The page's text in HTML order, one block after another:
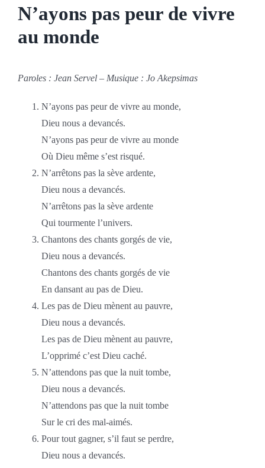
N’ayons pas peur de vivre
au monde
Paroles : Jean Servel – Musique : Jo Akepsimas
N’ayons pas peur de vivre au monde,
Dieu nous a devancés.
N’ayons pas peur de vivre au monde
Où Dieu même s’est risqué.
N’arrêtons pas la sève ardente,
Dieu nous a devancés.
N’arrêtons pas la sève ardente
Qui tourmente l’univers.
Chantons des chants gorgés de vie,
Dieu nous a devancés.
Chantons des chants gorgés de vie
En dansant au pas de Dieu.
Les pas de Dieu mènent au pauvre,
Dieu nous a devancés.
Les pas de Dieu mènent au pauvre,
L’opprimé c’est Dieu caché.
N’attendons pas que la nuit tombe,
Dieu nous a devancés.
N’attendons pas que la nuit tombe
Sur le cri des mal-aimés.
Pour tout gagner, s’il faut se perdre,
Dieu nous a devancés.